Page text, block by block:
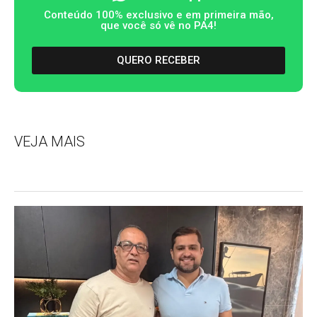
Conteúdo 100% exclusivo e em primeira mão,
que você só vê no PA4!
QUERO RECEBER
VEJA MAIS